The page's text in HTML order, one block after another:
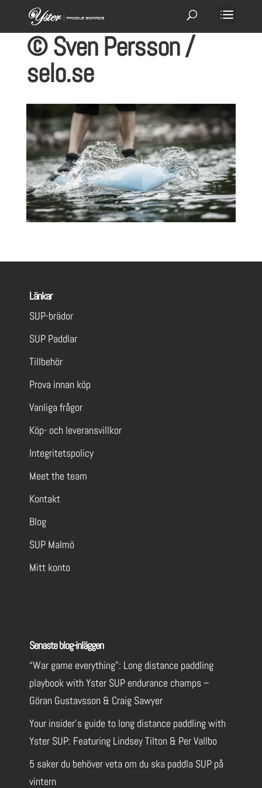
© Sven Persson /
selo.se
Länkar
SUP-brädor
SUP Paddlar
Tillbehör
Prova innan köp
Vanliga frågor
Köp- och leveransvillkor
Integritetspolicy
Meet the team
Kontakt
Blog
SUP Malmö
Mitt konto
Senaste blog-inläggen
“War game everything”: Long distance paddling
playbook with Yster SUP endurance champs –
Göran Gustavsson & Craig Sawyer
Your insider’s guide to long distance paddling with
Yster SUP: Featuring Lindsey Tilton & Per Vallbo
5 saker du behöver veta om du ska paddla SUP på
vintern